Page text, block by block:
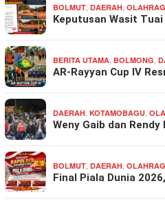
BOLMUT DAERAH
Keputusan Wasit
BERITA UTAMA BOLMONG
AR-Rayyan Cup IV
DAERAH KOTAMOBAGU
Weny Gaib dan
BOLMUT DAERAH
Final Piala Dunia